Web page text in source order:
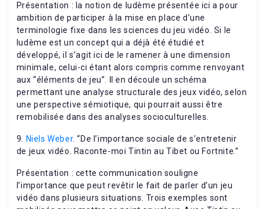
Présentation : la notion de ludème présentée ici a pour
ambition de participer à la mise en place d’une
terminologie fixe dans les sciences du jeu vidéo. Si le
ludème est un concept qui a déjà été étudié et
développé, il s’agit ici de le ramener à une dimension
minimale, celui-ci étant alors compris comme renvoyant
aux “éléments de jeu”. Il en découle un schéma
permettant une analyse structurale des jeux vidéo, selon
une perspective sémiotique, qui pourrait aussi être
remobilisée dans des analyses socioculturelles.
9. Niels Weber. “De l’importance sociale de s’entretenir
de jeux vidéo. Raconte-moi Tintin au Tibet ou Fortnite.”
Présentation : cette communication souligne
l’importance que peut revêtir le fait de parler d’un jeu
vidéo dans plusieurs situations. Trois exemples sont